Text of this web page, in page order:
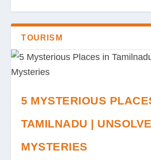
TOURISM
5 MYSTERIOUS
TAMILNADU |
MYSTERIES